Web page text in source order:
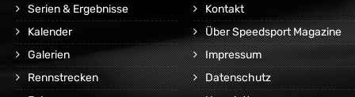
Serien & Ergebnisse
Kalender
Galerien
Rennstrecken
Kontakt
Über Speedsport Magazine
Impressum
Datenschutz